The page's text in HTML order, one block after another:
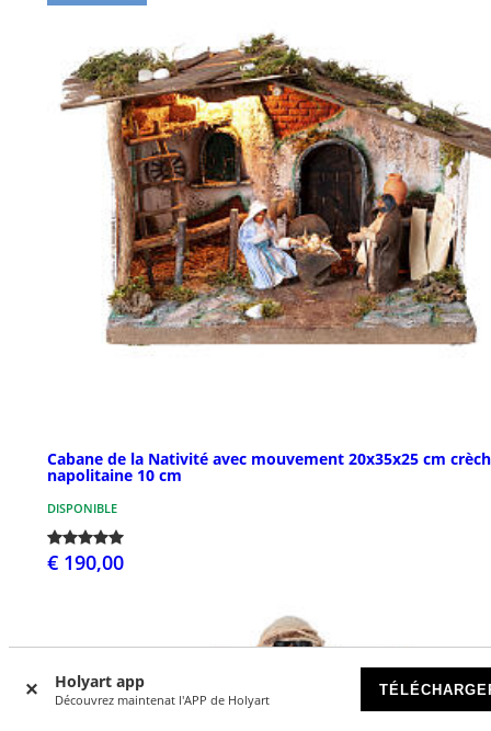
Holyart app
Découvrez maintenat l'APP de Holyart
Cabane de la Nativité avec mouvement 20x35x25 cm
napolitaine 10 cm
DISPONIBLE
€ 190,00